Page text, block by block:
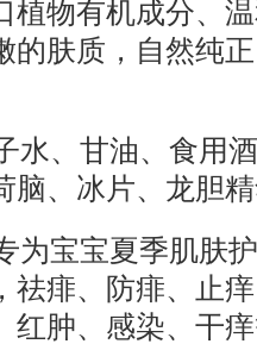
植物有机成分、
的肤质，自然纯
水、甘油、食用
脑、冰片、龙胆
为宝宝夏季肌肤
祛痱、防痱、止
红肿、感染、干